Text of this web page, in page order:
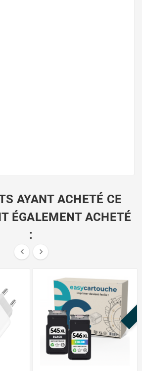
AYANT ACHETÉ CE
ÉGALEMENT ACHETÉ
:
 